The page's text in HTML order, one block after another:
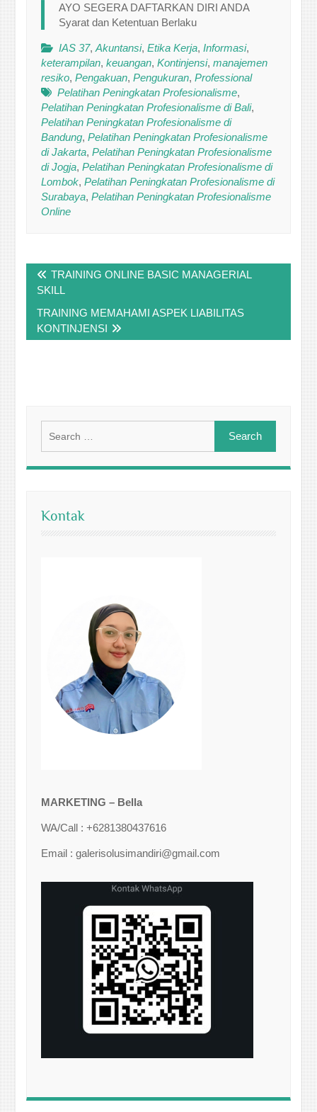
AYO SEGERA DAFTARKAN DIRI ANDA
Syarat dan Ketentuan Berlaku
IAS 37,Akuntansi,Etika Kerja,Informasi,
keterampilan,keuangan,Kontinjensi,manajemen
resiko,Pengakuan,Pengukuran,Professional
Pelatihan Peningkatan Profesionalisme,
Pelatihan Peningkatan Profesionalisme di Bali,
Pelatihan Peningkatan Profesionalisme di
Bandung,Pelatihan Peningkatan Profesionalisme
di Jakarta,Pelatihan Peningkatan Profesionalisme
di Jogja,Pelatihan Peningkatan Profesionalisme di
Lombok,Pelatihan Peningkatan Profesionalisme di
Surabaya,Pelatihan Peningkatan Profesionalisme
Online
navigation
TRAINING ONLINE BASIC MANAGERIAL
SKILL
TRAINING MEMAHAMI ASPEK LIABILITAS
KONTINJENSI
for:
Kontak
MARKETING – Bella
WA/Call : +6281380437616
Email : galerisolusimandiri@gmail.com